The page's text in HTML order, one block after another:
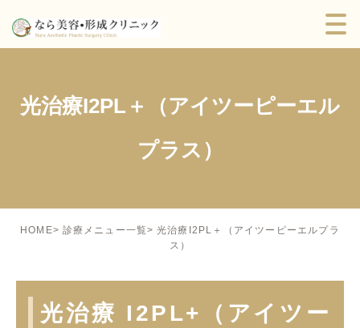
光治療I2PL＋（アイツーピーエル
プラス）
HOME 診療メニュー一覧
光治療I2PL＋（アイツーピーエルプラ
ス）
光治療 I2PL+（アイツー